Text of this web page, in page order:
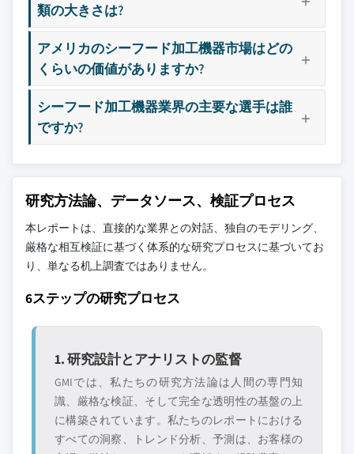
類の大きさは?
アメリカのシーフード加工機器市場はどの
くらいの価値がありますか?
シーフード加工機器業界の主要な選手は誰
ですか?
研究方法論、データソース、検証プロセス
本レポートは、直接的な業界との対話、独自のモデリング、
厳格な相互検証に基づく体系的な研究プロセスに基づいてお
り、単なる机上調査ではありません。
6ステップの研究プロセス
1. 研究設計とアナリストの監督
GMIでは、私たちの研究方法論は人間の専門知
識、厳格な検証、そして完全な透明性の基盤の上
に構築されています。私たちのレポートにおける
すべての洞察、トレンド分析、予測は、お客様の